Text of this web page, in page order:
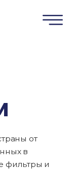
от
в
фильтры и